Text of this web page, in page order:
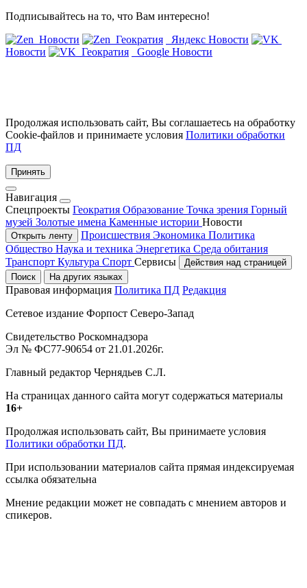
Подписывайтесь на то, что Вам интересно!
Новости
Геократия
Яндекс Новости
Новости
Геократия Google Новости
Продолжая использовать сайт, Вы соглашаетесь на обработку
Cookie-файлов и принимаете условия Политики обработки
ПД
Принять
Навигация
Спецпроекты Геократия Образование Точка зрения Горный
музей Золотые имена Каменные истории Новости
Открыть ленту Происшествия Экономика Политика
Общество Наука и техника Энергетика Среда обитания
Транспорт Культура Спорт Сервисы
Действия над страницей
Поиск
На других языках
Правовая информация Политика ПД Редакция
Сетевое издание Форпост Северо-Запад
Свидетельство Роскомнадзора
Эл № ФС77-90654 от 21.01.2026г.
Главный редактор Чернядьев С.Л.
На страницах данного сайта могут содержаться материалы
16+
Продолжая использовать сайт, Вы принимаете условия
Политики обработки ПД.
При использовании материалов сайта прямая индексируемая
ссылка обязательна
Мнение редакции может не совпадать с мнением авторов и
спикеров.